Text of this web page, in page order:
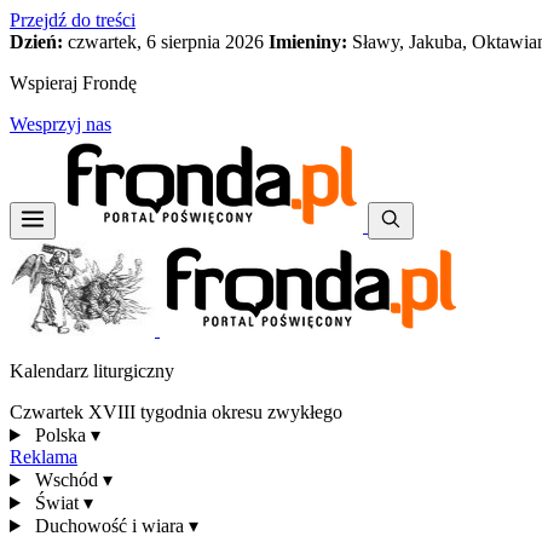
Przejdź do treści
Dzień: czwartek, 6 sierpnia 2026 Imieniny: Sławy, Jakuba,
Wspieraj Frondę
Wesprzyj nas
Kalendarz liturgiczny
Czwartek XVIII tygodnia okresu zwykłego
Polska ▾
Reklama
Wschód ▾
Świat ▾
Duchowość i wiara ▾